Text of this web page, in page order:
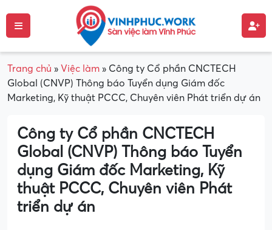
Trang chủ » Việc làm » Công ty Cổ phần CNCTECH
Global (CNVP) Thông báo Tuyển dụng Giám đốc
Marketing, Kỹ thuật PCCC, Chuyên viên Phát triển dự án
Công ty Cổ phần CNCTECH
Global (CNVP) Thông báo Tuyển
dụng Giám đốc Marketing, Kỹ
thuật PCCC, Chuyên viên Phát
triển dự án